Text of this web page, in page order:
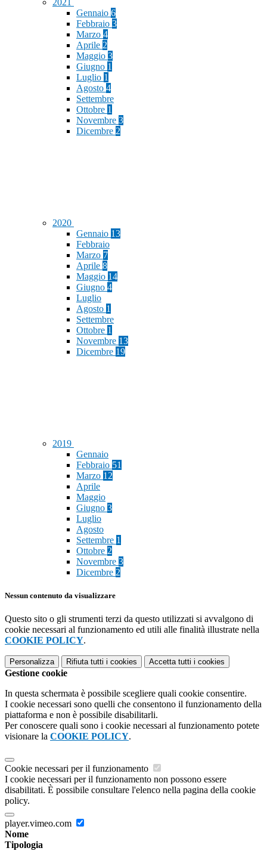
2021
Gennaio 6
Febbraio 3
Marzo 4
Aprile 2
Maggio 3
Giugno 1
Luglio 1
Agosto 4
Settembre
Ottobre 1
Novembre 3
Dicembre 2
2020
Gennaio 13
Febbraio
Marzo 7
Aprile 8
Maggio 14
Giugno 4
Luglio
Agosto 1
Settembre
Ottobre 1
Novembre 13
Dicembre 19
2019
Gennaio
Febbraio 51
Marzo 12
Aprile
Maggio
Giugno 3
Luglio
Agosto
Settembre 1
Ottobre 2
Novembre 3
Dicembre 2
Nessun contenuto da visualizzare
Questo sito o gli strumenti terzi da questo utilizzati si avvalgono di
cookie necessari al funzionamento ed utili alle finalità illustrate nella
COOKIE POLICY.
Personalizza Rifiuta tutti i cookies Accetta tutti i cookies
Gestione cookie
In questa schermata è possibile scegliere quali cookie consentire.
I cookie necessari sono quelli che consentono il funzionamento della
piattaforma e non è possibile disabilitarli.
Per conoscere quali sono i cookie necessari al funzionamento potete
visionare la COOKIE POLICY.
Cookie necessari per il funzionamento
I cookie necessari per il funzionamento non possono essere
disabilitati. È possibile consultare l'elenco nella pagina della cookie
policy.
player.vimeo.com
Nome
Tipologia